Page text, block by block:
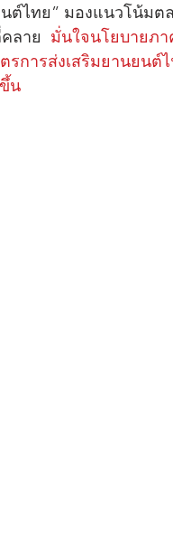
ต์ไทย” มองแนวโน้มต
ลาย มั่นใจนโยบายภ
รการส่งเสริมยานยน
น